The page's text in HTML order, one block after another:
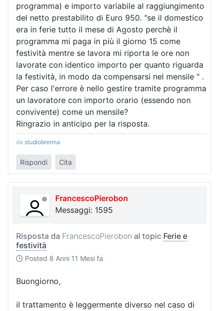
programma) e importo variabile al raggiungimento
del netto prestabilito di Euro 950. "se il domestico
era in ferie tutto il mese di Agosto perchè il
programma mi paga in più il giorno 15 come
festività mentre se lavora mi riporta le ore non
lavorate con identico importo per quanto riguarda
la festività, in modo da compensarsi nel mensile " .
Per caso l'errore è nello gestire tramite programma
un lavoratore con importo orario (essendo non
convivente) come un mensile?
Ringrazio in anticipo per la risposta.
da studiobrenna
Rispondi Cita
FrancescoPierobon
Messaggi: 1595
Risposta da FrancescoPierobon al topic Ferie e
festività
Posted 8 Anni 11 Mesi fa
Buongiorno,
il trattamento è leggermente diverso nel caso di